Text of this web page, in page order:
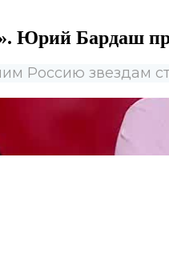
Юрий Бардаш
Россию звездам